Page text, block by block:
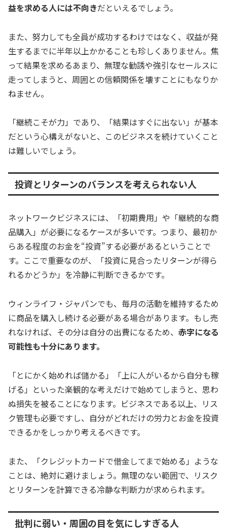
益を求める人には不向きだといえるでしょう。
また、努力しても全員が成功するわけではなく、収益が発
生するまでに半年以上かかることも珍しくありません。焦
って結果を求めるあまり、無理な勧誘や強引なセールスに
走ってしまうと、周囲との信頼関係を壊すことにもなりか
ねません。
「継続こそが力」であり、「結果はすぐに出ない」が基本
だという心構えがないと、このビジネスを続けていくこと
は難しいでしょう。
投資とリターンのバランスを考えられない人
ネットワークビジネスには、「初期費用」や「継続的な商
品購入」が必要になるケースが多いです。つまり、最初か
らある程度のお金を“投資”する必要があるということで
す。ここで重要なのが、「投資に見合ったリターンが得ら
れるかどうか」を冷静に判断できるかです。
ウィンライフ・ジャパンでも、毎月の活動を維持するため
に商品を購入し続ける必要がある場合があります。もし売
れなければ、その分は自分の出費になるため、 赤字になる
可能性も十分にあります。
「とにかく始めれば儲かる」「上に人がいるから自分も稼
げる」といった楽観的な考えだけで始めてしまうと、思わ
ぬ損失を被ることになります。ビジネスである以上、リス
ク管理も必要ですし、自分がどれだけの労力とお金を投資
できるかをしっかり考えるべきです。
また、「クレジットカードで借金してまで始める」ような
ことは、絶対に避けましょう。無理のない範囲で、リスク
とリターンを計算できる冷静な判断力が求められます。
批判に弱い・周囲の目を気にしすぎる人